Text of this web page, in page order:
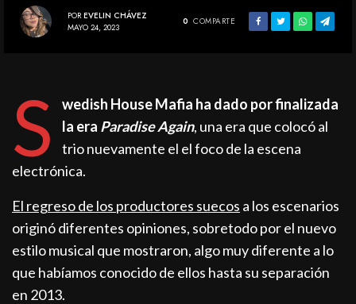
POR EVELIN CHÁVEZ
MAYO 24, 2023
0 COMPARTE
S
wedish House Mafia ha dado por finalizada
la era Paradise Again, una era que colocó al
trio nuevamente el el foco de la escena
electrónica.
El regreso de los productores suecos a los escenarios
originó diferentes opiniones, sobretodo por el nuevo
estilo musical que mostraron, algo muy diferente a lo
que habíamos conocido de ellos hasta su separación
en 2013.